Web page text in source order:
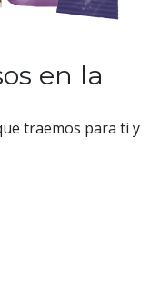
en la
traemos para ti y